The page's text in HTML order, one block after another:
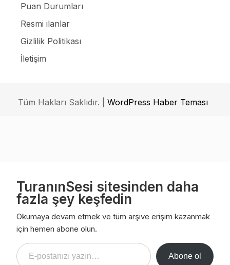
Puan Durumları
Resmi ilanlar
Gizlilik Politikası
İletişim
Tüm Hakları Saklıdır. | WordPress Haber Teması
TuranınSesi sitesinden daha
fazla şey keşfedin
Okumaya devam etmek ve tüm arşive erişim kazanmak
için hemen abone olun.
E-postanızı yazın…
Abone ol